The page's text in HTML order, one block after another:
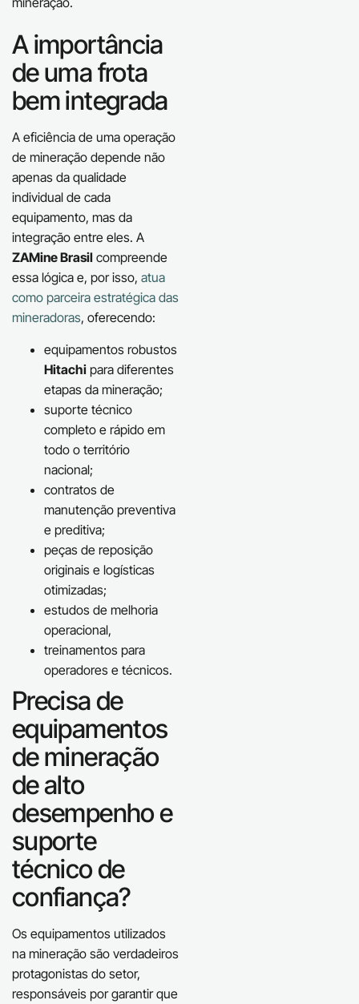
A importância
de uma frota
bem integrada
A eficiência de uma operação
de mineração depende não
apenas da qualidade
individual de cada
equipamento, mas da
integração entre eles. A
ZAMine Brasil compreende
essa lógica e, por isso, atua
como parceira estratégica das
mineradoras, oferecendo:
equipamentos robustos
Hitachi para diferentes
etapas da mineração;
suporte técnico
completo e rápido em
todo o território
nacional;
contratos de
manutenção preventiva
e preditiva;
peças de reposição
originais e logísticas
otimizadas;
estudos de melhoria
operacional,
treinamentos para
operadores e técnicos.
Precisa de
equipamentos
de mineração
de alto
desempenho e
suporte
técnico de
confiança?
Os equipamentos utilizados
na mineração são verdadeiros
protagonistas do setor,
responsáveis por garantir que